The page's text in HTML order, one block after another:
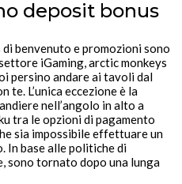
deposit bonus
benvenuto e promozioni sono
iGaming, arctic monkeys
persino andare ai tavoli dal
te. L’unica eccezione è la
nell’angolo in alto a
tra le opzioni di pagamento
sia impossibile effettuare un
In base alle politiche di
sono tornato dopo una lunga